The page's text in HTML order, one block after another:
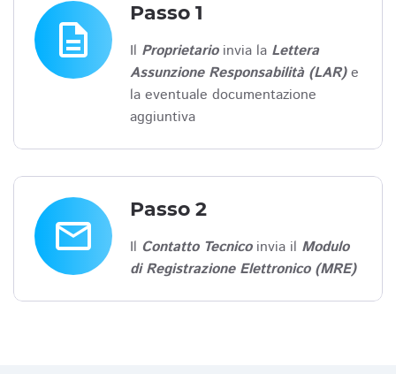
description
Passo 1
Il Proprietarioinvia la Lettera
Assunzione Responsabilità (LAR)e
la eventuale documentazione
aggiuntiva
email
Passo 2
Il Contatto Tecnicoinvia il Modulo
di Registrazione Elettronico (MRE)